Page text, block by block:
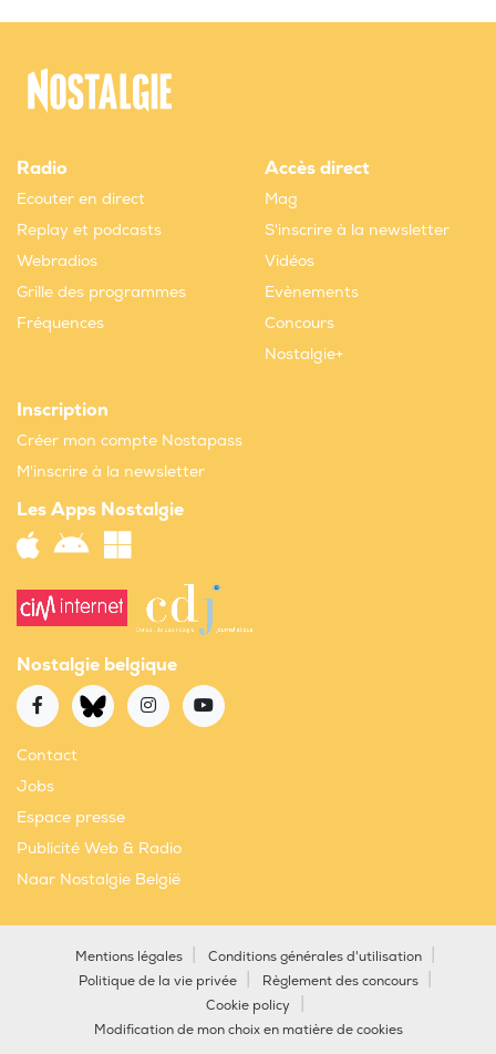
Radio
Ecouter en direct
Replay et podcasts
Webradios
Grille des programmes
Fréquences
Accès direct
Mag
S'inscrire à la newsletter
Vidéos
Evènements
Concours
Nostalgie+
Inscription
Créer mon compte Nostapass
M'inscrire à la newsletter
Les Apps Nostalgie
Nostalgie belgique
Contact
Jobs
Espace presse
Publicité Web & Radio
Naar Nostalgie België
Mentions légales
Conditions générales d'utilisation
Politique de la vie privée
Règlement des concours
Cookie policy
Modification de mon choix en matière de cookies